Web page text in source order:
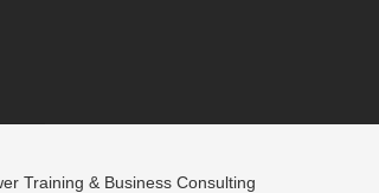
Training & Business Consulting